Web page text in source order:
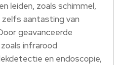
leiden, zoals schimmel,
aantasting van
geavanceerde
infrarood
en endoscopie,